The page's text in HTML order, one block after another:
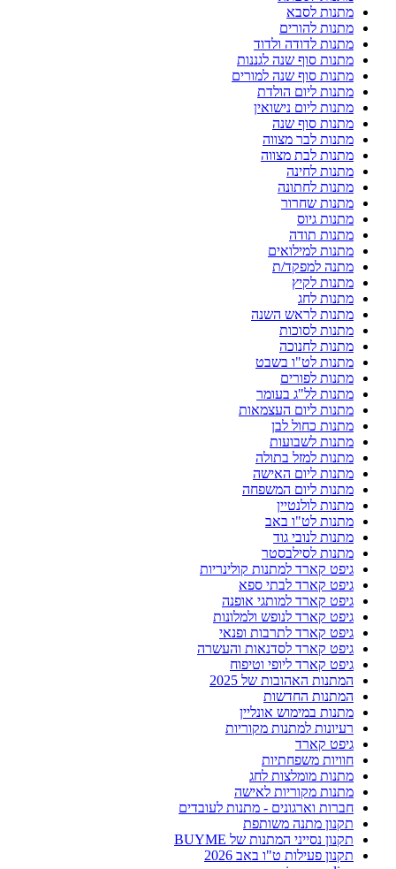
מתנות לסבא
מתנות להורים
מתנות לדודה ולדוד
מתנות סוף שנה לגננות
מתנות סוף שנה למורים
מתנות ליום הולדת
מתנות ליום נישואין
מתנות סוף שנה
מתנות לבר מצווה
מתנות לבת מצווה
מתנות לחינה
מתנות לחתונה
מתנות שחרור
מתנות גיוס
מתנות תודה
מתנות למילואים
מתנה למפקד/ת
מתנות לקיץ
מתנות לחג
מתנות לראש השנה
מתנות לסוכות
מתנות לחנוכה
מתנות לט"ו בשבט
מתנות לפורים
מתנות לל"ג בעומר
מתנות ליום העצמאות
מתנות כחול לבן
מתנות לשבועות
מתנות למזל בתולה
מתנות ליום האישה
מתנות ליום המשפחה
מתנות לולנטיין
מתנות לט"ו באב
מתנות לנובי גוד
מתנות לסילבסטר
גיפט קארד למתנות קולינריות
גיפט קארד לבתי ספא
גיפט קארד למותגי אופנה
גיפט קארד לנופש ולמלונות
גיפט קארד לתרבות ופנאי
גיפט קארד לסדנאות והעשרה
גיפט קארד ליופי וטיפוח
המתנות האהובות של 2025
המתנות החדשות
מתנות במימוש אונליין
רעיונות למתנות מקוריות
גיפט קארד
חוויות משפחתיות
מתנות מומלצות לחג
מתנות מקוריות לאישה
חברות וארגונים - מתנות לעובדים
תקנון מתנה משותפת
תקנון נסייני המתנות של BUYME
תקנון פעילות ט"ו באב 2026